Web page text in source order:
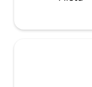
escritorio del
(con conexión EV